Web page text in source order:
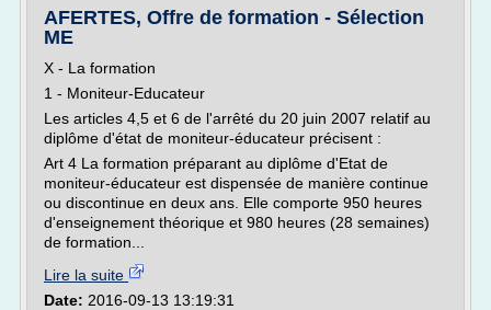
AFERTES, Offre de formation - Sélection
ME
X - La formation
1 - Moniteur-Educateur
Les articles 4,5 et 6 de l'arrêté du 20 juin 2007 relatif au
diplôme d'état de moniteur-éducateur précisent :
Art 4 La formation préparant au diplôme d'Etat de
moniteur-éducateur est dispensée de manière continue
ou discontinue en deux ans. Elle comporte 950 heures
d'enseignement théorique et 980 heures (28 semaines)
de formation...
Lire la suite
Date: 2016-09-13 13:19:31